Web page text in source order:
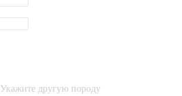
Укажите другую породу